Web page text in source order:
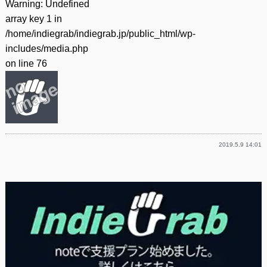
Warning: Undefined
array key 1 in
/home/indiegrab/indiegrab.jp/public_html/wp-
includes/media.php
on line 76
2019.5.9 14:01